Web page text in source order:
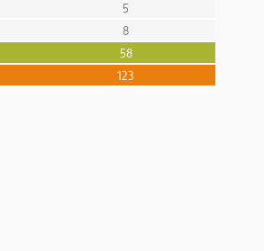
5
8
58
123